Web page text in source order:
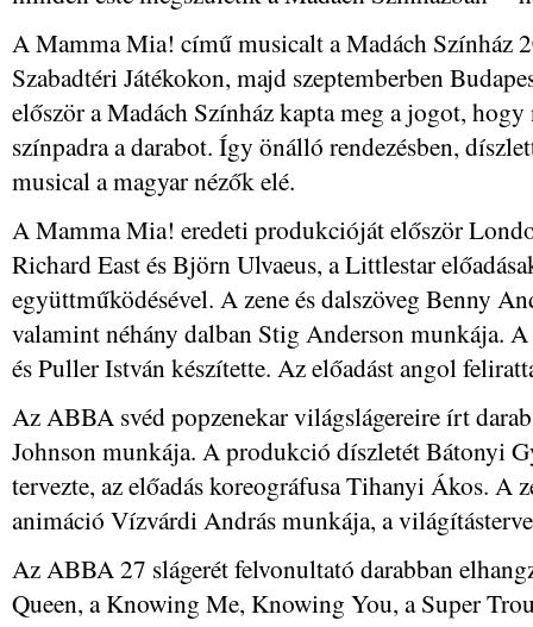
A Mamma Mia! című musicalt a Madách Színház
Szabadtéri Játékokon, majd szeptemberben
először a Madách Színház kapta meg a jogot,
színpadra a darabot. Így önálló rendezésben,
musical a magyar nézők elé.
A Mamma Mia! eredeti produkcióját először
Richard East és Björn Ulvaeus, a Littlestar
együttműködésével. A zene és dalszöveg Benny
valamint néhány dalban Stig Anderson munkája.
és Puller István készítette. Az előadást angol
Az ABBA svéd popzenekar világslágereire írt
Johnson munkája. A produkció díszletét Bátonyi
tervezte, az előadás koreográfusa Tihanyi Ákos. A
animáció Vízvárdi András munkája, a
Az ABBA 27 slágerét felvonultató darabban
Queen, a Knowing Me, Knowing You, a Super